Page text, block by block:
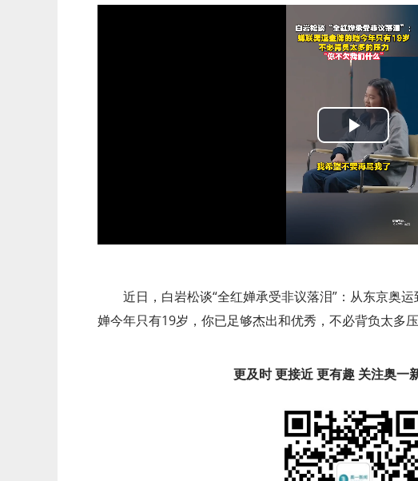
Play
Video
近日，白岩松谈“全红婵承受非议落泪”：从东京奥
婵今年只有19岁，你已足够杰出和优秀，不必背负太多
更及时 更接近 更有趣 关注奥一